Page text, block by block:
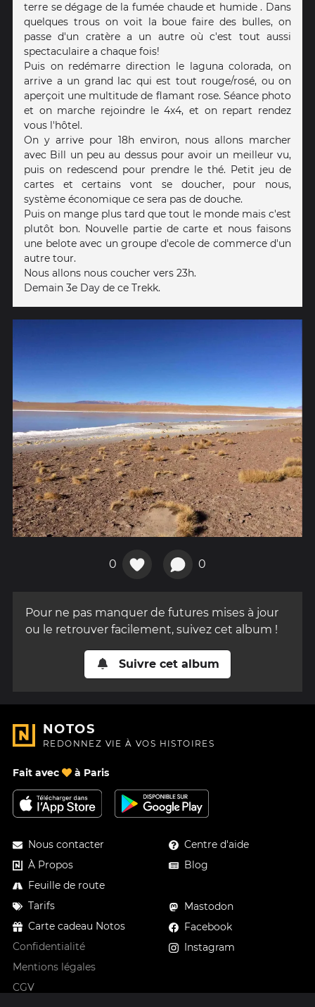
terre se dégage de la fumée chaude et humide . Dans
quelques trous on voit la boue faire des bulles, on
passe d'un cratère a un autre où c'est tout aussi
spectaculaire a chaque fois!
Puis on redémarre direction le laguna colorada, on
arrive a un grand lac qui est tout rouge/rosé, ou on
aperçoit une multitude de flamant rose. Séance photo
et on marche rejoindre le 4x4, et on repart rendez
vous l'hôtel.
On y arrive pour 18h environ, nous allons marcher
avec Bill un peu au dessus pour avoir un meilleur vu,
puis on redescend pour prendre le thé. Petit jeu de
cartes et certains vont se doucher, pour nous,
système économique ce sera pas de douche.
Puis on mange plus tard que tout le monde mais c'est
plutôt bon. Nouvelle partie de carte et nous faisons
une belote avec un groupe d'ecole de commerce d'un
autre tour.
Nous allons nous coucher vers 23h.
Demain 3e Day de ce Trekk.
0 0
Pour ne pas manquer de futures mises à jour
ou le retrouver facilement, suivez cet album !
Suivre cet album
NOTOS
REDONNEZ VIE À VOS HISTOIRES
Fait avec à Paris
Nous contacter
À Propos
Feuille de route
Tarifs
Carte cadeau Notos
Confidentialité
Mentions légales
CGV
Centre d'aide
Blog
Mastodon
Facebook
Instagram